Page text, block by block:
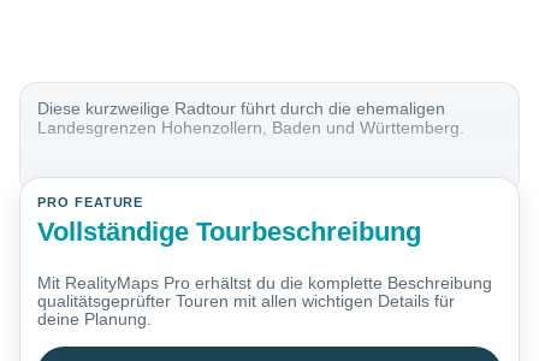
Diese kurzweilige Radtour führt durch die ehemaligen
Landesgrenzen Hohenzollern, Baden und Württemberg.
PRO FEATURE
Vollständige Tourbeschreibung
Mit RealityMaps Pro erhältst du die komplette Beschreibung
qualitätsgeprüfter Touren mit allen wichtigen Details für
deine Planung.